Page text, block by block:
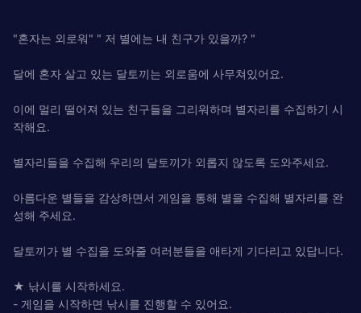
"혼자는 외로워" " 저 별에는 내 친구가 있을까? "
달에 혼자 살고 있는 달토끼는 외로움에 사무쳐있어요.
이에 멀리 떨어져 있는 친구들을 그리워하며 별자리를 수집하기 시
작해요.
별자리들을 수집해 우리의 달토끼가 외롭지 않도록 도와주세요.
아름다운 별들을 감상하면서 게임을 통해 별을 수집해 별자리를 완
성해 주세요.
달토끼가 별 수집을 도와줄 여러분들을 애타게 기다리고 있답니다.
★ 낚시를 시작하세요.
- 게임을 시작하면 낚시를 진행할 수 있어요.